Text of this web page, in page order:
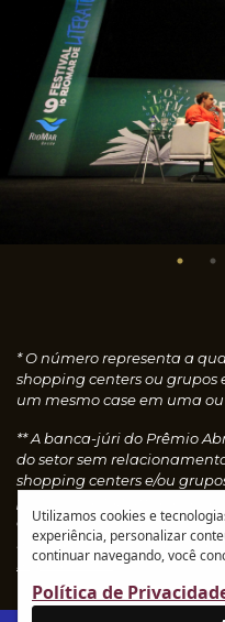
* O número representa a
shopping centers ou grupos
um mesmo case em uma
** A banca-júri do Prêmio
do setor sem
shopping centers e/ou
concedendo notas, que são
resultam nos vencedores
regulamento
Utilizamos cookies e
experiência, personalizar
continuar navegando, você
Política de